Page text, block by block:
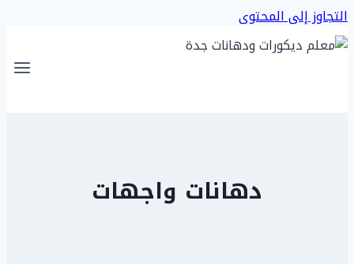
التجاوز إلى المحتوى
دهانات واجهات